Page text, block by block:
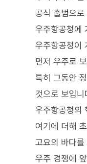
공식 출범으
우주항공청에
우주항공청이
먼저 우주로
특히 그동안
것으로 보입니
우주항공청의
여기에 더해
고요의 바다
우주 경쟁에